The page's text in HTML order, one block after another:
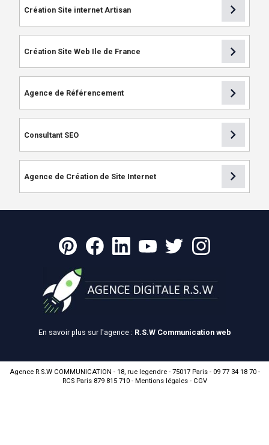
Création Site internet Artisan chevron_right
Création Site Web Ile de France chevron_right
Agence de Référencement chevron_right
Consultant SEO chevron_right
Agence de Création de Site Internet chevron_right
En savoir plus sur l'agence : R.S.W Communication web
Agence R.S.W COMMUNICATION - 18, rue legendre - 75017 Paris - 09 77 34 18 70 -
RCS Paris 879 815 710 - Mentions légales- CGV